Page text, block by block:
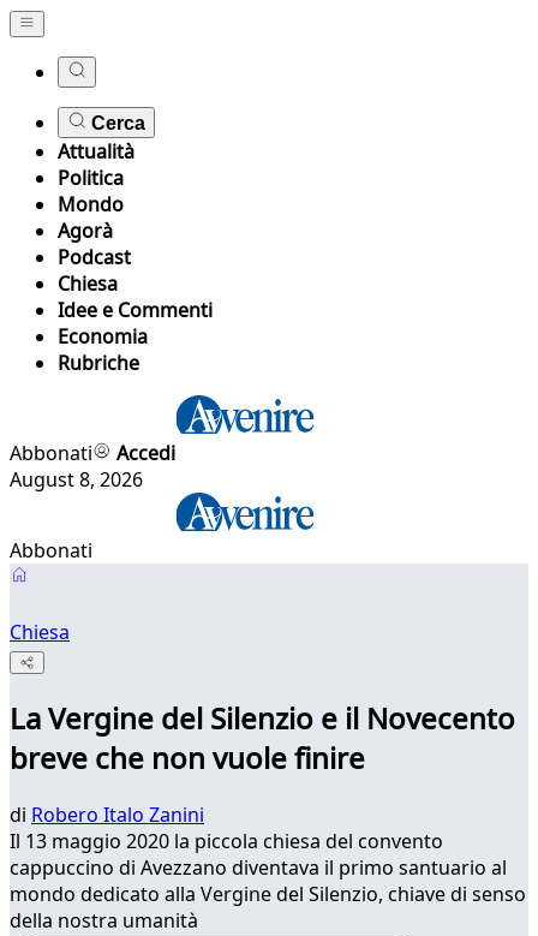
Cerca
Attualità
Politica
Mondo
Agorà
Podcast
Chiesa
Idee e Commenti
Economia
Rubriche
Abbonati
Accedi
August 8, 2026
Abbonati
Chiesa
La Vergine del Silenzio e il Novecento
breve che non vuole finire
di Robero Italo Zanini
Il 13 maggio 2020 la piccola chiesa del convento
cappuccino di Avezzano diventava il primo santuario al
mondo dedicato alla Vergine del Silenzio, chiave di senso
della nostra umanità